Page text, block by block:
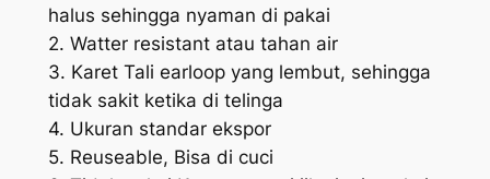
halus sehingga nyaman di pakai
2. Watter resistant atau tahan air
3. Karet Tali earloop yang lembut, sehingga
tidak sakit ketika di telinga
4. Ukuran standar ekspor
5. Reuseable, Bisa di cuci